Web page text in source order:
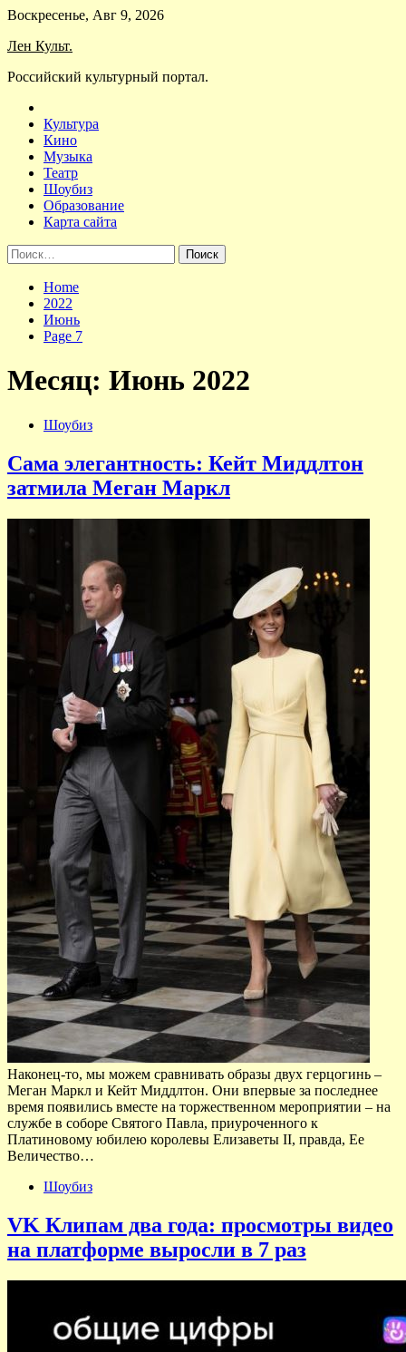
Skip
content
Воскресенье, Авг 9, 2026
Лен Культ.
Российский культурный портал.
Культура
Кино
Музыка
Театр
Шоубиз
Образование
Карта сайта
Найти:
Home
2022
Июнь
Page 7
Месяц: Июнь 2022
Шоубиз
Сама элегантность: Кейт Миддлтон
затмила Меган Маркл
Наконец-то, мы можем сравнивать образы двух герцогинь –
Меган Маркл и Кейт Миддлтон. Они впервые за последнее
время появились вместе на торжественном мероприятии – на
службе в соборе Святого Павла, приуроченного к
Платиновому юбилею королевы Елизаветы II, правда, Ее
Величество…
Шоубиз
VK Клипам два года: просмотры видео
на платформе выросли в 7 раз